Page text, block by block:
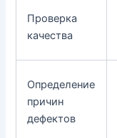
Проверка
качества
Определение
причин
дефектов